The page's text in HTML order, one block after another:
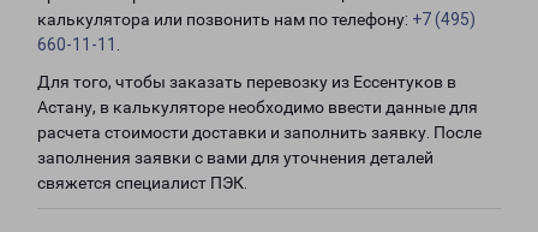
калькулятора или позвонить нам по телефону: +7 (495)
660-11-11
Для того, чтобы заказать перевозку из Ессентуков в
Астану, в калькуляторе необходимо ввести данные для
расчета стоимости доставки и заполнить заявку. После
заполнения заявки с вами для уточнения деталей
свяжется специалист ПЭК.